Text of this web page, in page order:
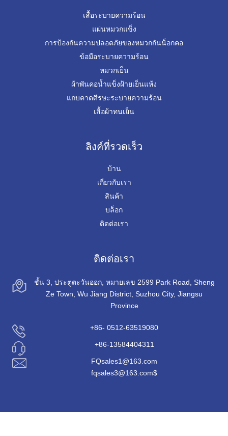
เสื้อระบายความร้อน
แผ่นหมวกแข็ง
การป้องกันความปลอดภัยของหมวกกันน็อกคอ
ข้อมือระบายความร้อน
หมวกเย็น
ผ้าพันคอน้ำแข็งฝ้ายเย็นแห้ง
แถบคาดศีรษะระบายความร้อน
เสื้อผ้าทนเย็น
ลิงค์ที่รวดเร็ว
บ้าน
เกี่ยวกับเรา
สินค้า
บล็อก
ติดต่อเรา
ติดต่อเรา
ชั้น 3, ประตูตะวันออก, หมายเลข 2599 Park Road, Sheng
Ze Town, Wu Jiang District, Suzhou City, Jiangsu
Province
+86- 0512-63519080
+86-13584404311
FQsales1@163.com
fqsales3@163.com$